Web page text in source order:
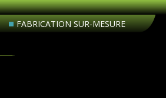
FABRICATION SUR-MESURE